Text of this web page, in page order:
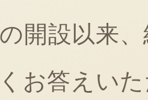
開設以来
お答えい